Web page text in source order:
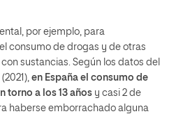
por ejemplo, para
consumo de drogas y de otras
sustancias. Según los datos del
en España el consumo de
torno a los 13 años y casi 2 de
haberse emborrachado alguna